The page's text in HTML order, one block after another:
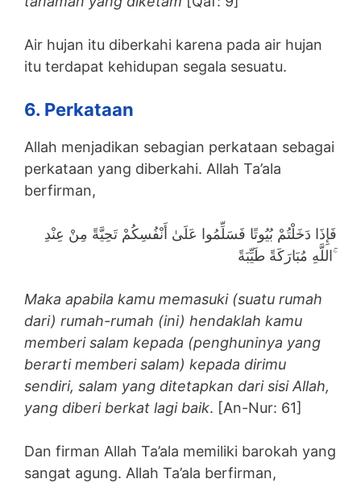
Air hujan itu diberkahi karena pada air hujan
itu terdapat kehidupan segala sesuatu.
6. Perkataan
Allah menjadikan sebagian perkataan sebagai
perkataan yang diberkahi. Allah Ta’ala
berfirman,
فَإِذَا دَخَلْتُمْ بُيُوتًا فَسَلِّمُوا عَلَىٰ أَنْفُسِكُمْ تَحِيَّةً مِنْ عِنْدِ
اللَّهِ مُبَارَكَةً طَيِّبَةً ۚ
Maka apabila kamu memasuki (suatu rumah
dari) rumah-rumah (ini) hendaklah kamu
memberi salam kepada (penghuninya yang
berarti memberi salam) kepada dirimu
sendiri, salam yang ditetapkan dari sisi Allah,
yang diberi berkat lagi baik. [An-Nur: 61]
Dan firman Allah Ta’ala memiliki barokah yang
sangat agung. Allah Ta’ala berfirman,